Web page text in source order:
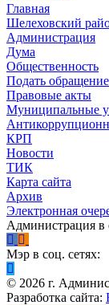
Главная
Шелеховский
Администрация
Дума
Общественность
Подать обращение
Правовые акты
Муниципальные
КРП
Новости
ТИК
Карта сайта
Архив
Электронная
Администрация в
Мэр в соц. сетях:
© 2026 г.
Разработка сайта: